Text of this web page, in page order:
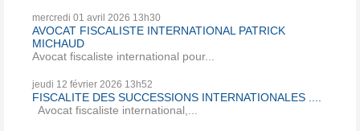
mercredi 01 avril 2026 13h30
AVOCAT FISCALISTE INTERNATIONAL PATRICK
MICHAUD
Avocat fiscaliste international pour...
jeudi 12 février 2026 13h52
FISCALITE DES SUCCESSIONS INTERNATIONALES ....
Avocat fiscaliste international,...